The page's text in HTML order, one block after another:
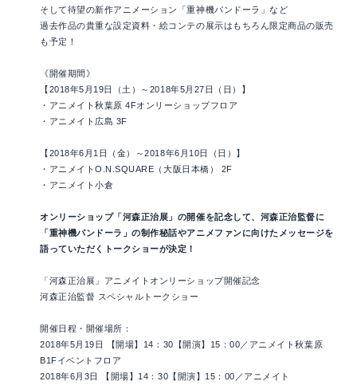
そして待望の新作アニメーション「重神機パンドーラ」など
過去作品の貴重な設定資料・絵コンテの展示はもちろん限定商品の販売
も予定！
《開催期間》
【2018年5月19日（土）～2018年5月27日（日）】
・アニメイト秋葉原 4Fオンリーショップフロア
・アニメイト広島 3F
【2018年6月1日（金）～2018年6月10日（日）】
・アニメイトO.N.SQUARE（大阪日本橋） 2F
・アニメイト小倉
オンリーショップ「河森正治展」の開催を記念して、河森正治監督に
「重神機パンドーラ」の制作秘話やアニメファンに向けたメッセージを
語っていただくトークショーが決定！
「河森正治展」アニメイトオンリーショップ開催記念
河森正治監督 スペシャルトークショー
開催日程・開催場所：
2018年5月19日 【開場】14：30【開演】15：00／アニメイト秋葉原
B1Fイベントフロア
2018年6月3日 【開場】14：30【開演】15：00／アニメイト